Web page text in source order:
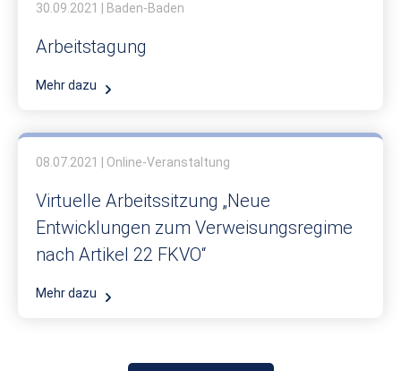
30.09.2021 | Baden-Baden
Arbeitstagung
Mehr dazu
08.07.2021 | Online-Veranstaltung
Virtuelle Arbeitssitzung „Neue
Entwicklungen zum Verweisungsregime
nach Artikel 22 FKVO“
Mehr dazu